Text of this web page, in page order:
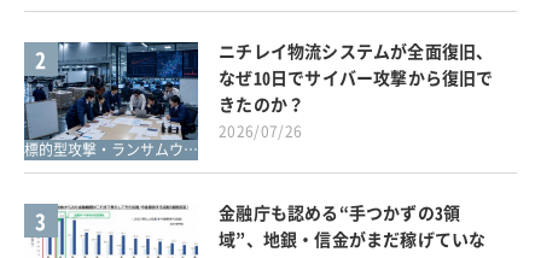
2
標的型攻撃・ランサムウェア対策
ニチレイ物流システムが全面復旧、
なぜ10日でサイバー攻撃から復旧で
きたのか？
2026/07/26
3
金融庁も認める“手つかずの3領
域”、地銀・信金がまだ稼げていな